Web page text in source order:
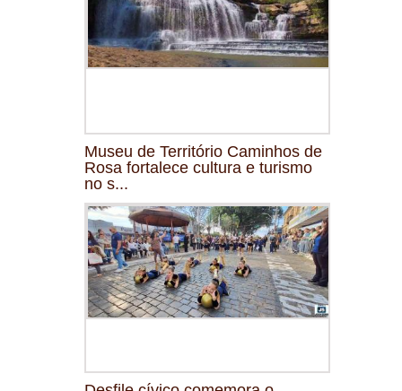
Museu de Território Caminhos de
Rosa fortalece cultura e turismo
no s...